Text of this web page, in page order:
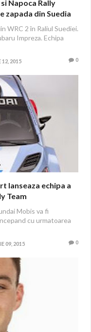
Napoca Rally
zapada din Suedia
WRC 2 în Raliul Suediei.
Impreza. Echipa
12, 2015 0
lanseaza echipa a
Team
Mobis va fi
cu urmatoarea
09, 2015 0